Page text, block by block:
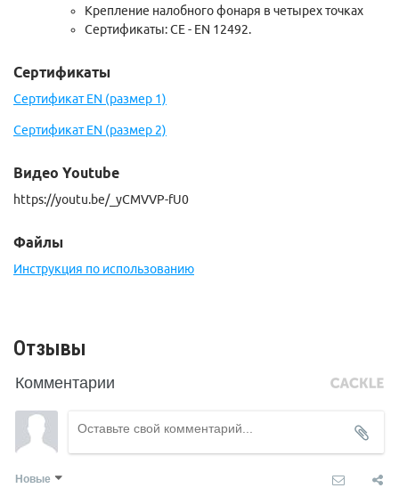
Крепление налобного фонаря в четырех точках
Сертификаты: CE - EN 12492.
Сертификаты
Сертификат EN (размер 1)
Сертификат EN (размер 2)
Видео Youtube
https://youtu.be/_yCMVVP-fU0
Файлы
Инструкция по использованию
Отзывы
Комментарии
Новые